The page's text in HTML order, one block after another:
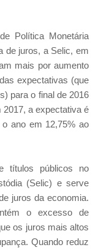
Política Monetária
de juros, a Selic, em
mais por aumento
expectativas (que
para o final de 2016
2017, a expectativa é
ano em 12,75% ao
títulos públicos no
(Selic) e serve
juros da economia.
o excesso de
os juros mais altos
Quando reduz